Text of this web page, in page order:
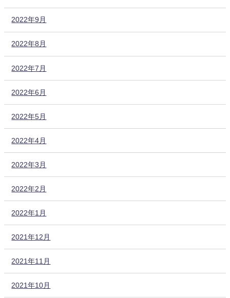
2022年9月
2022年8月
2022年7月
2022年6月
2022年5月
2022年4月
2022年3月
2022年2月
2022年1月
2021年12月
2021年11月
2021年10月